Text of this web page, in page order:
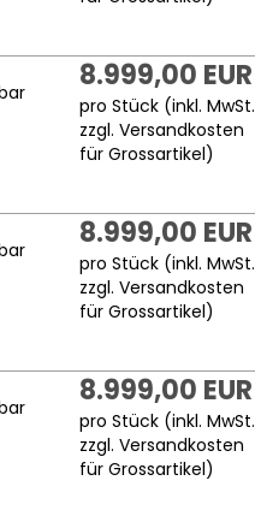
8.999,00 EUR
pro Stück (inkl. MwSt.
zzgl.Versandkosten
für Grossartikel)
8.999,00 EUR
pro Stück (inkl. MwSt.
zzgl.Versandkosten
für Grossartikel)
8.999,00 EUR
pro Stück (inkl. MwSt.
zzgl.Versandkosten
für Grossartikel)